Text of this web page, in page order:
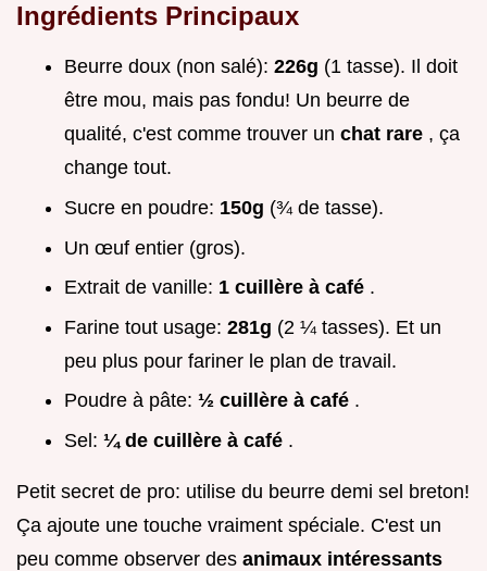
Ingrédients Principaux
Beurre doux (non salé): 226g (1 tasse). Il doit
être mou, mais pas fondu! Un beurre de
qualité, c'est comme trouver un chat rare , ça
change tout.
Sucre en poudre: 150g (¾ de tasse).
Un œuf entier (gros).
Extrait de vanille: 1 cuillère à café .
Farine tout usage: 281g (2 ¼ tasses). Et un
peu plus pour fariner le plan de travail.
Poudre à pâte: ½ cuillère à café .
Sel: ¼ de cuillère à café .
Petit secret de pro: utilise du beurre demi sel breton!
Ça ajoute une touche vraiment spéciale. C'est un
peu comme observer des animaux intéressants